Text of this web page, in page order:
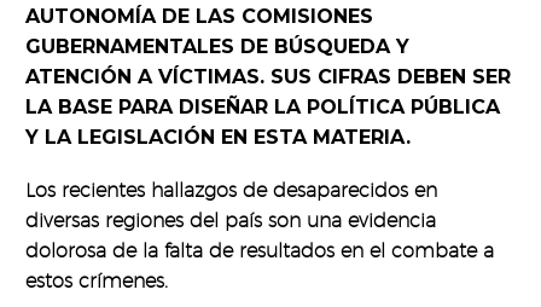
AUTONOMÍA DE LAS COMISIONES
GUBERNAMENTALES DE BÚSQUEDA Y
ATENCIÓN A VÍCTIMAS. SUS CIFRAS DEBEN SER
LA BASE PARA DISEÑAR LA POLÍTICA PÚBLICA
Y LA LEGISLACIÓN EN ESTA MATERIA.
Los recientes hallazgos de desaparecidos en
diversas regiones del país son una evidencia
dolorosa de la falta de resultados en el combate a
estos crímenes.